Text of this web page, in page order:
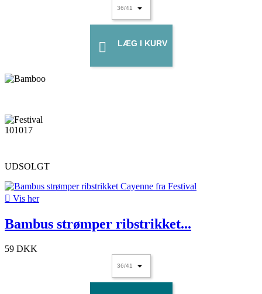
 LÆG I KURV
UDSOLGT
 Vis her
Bambus strømper ribstrikket...
59 DKK